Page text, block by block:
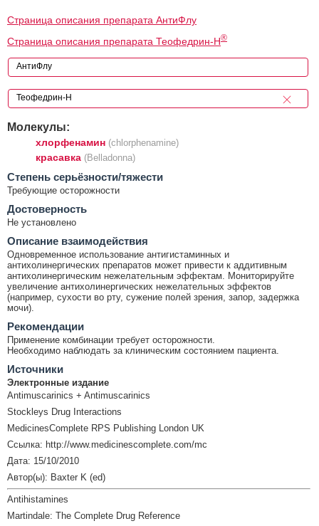
Страница описания препарата АнтиФлу
Страница описания препарата Теофедрин-Н®
Молекулы:
хлорфенамин (chlorphenamine)
красавка (Belladonna)
Cтепень серьёзности/тяжести
Требующие осторожности
Достоверность
Не установлено
Описание взаимодействия
Одновременное использование антигистаминных и
антихолинергических препаратов может привести к аддитивным
антихолинергическим нежелательным эффектам. Мониторируйте
увеличение антихолинергических нежелательных эффектов
(например, сухости во рту, сужение полей зрения, запор, задержка
мочи).
Рекомендации
Применение комбинации требует осторожности.
Необходимо наблюдать за клиническим состоянием пациента.
Источники
Электронные издание
Antimuscarinics + Antimuscarinics
Stockleys Drug Interactions
MedicinesComplete RPS Publishing London UK
Ссылка: http://www.medicinescomplete.com/mc
Дата: 15/10/2010
Автор(ы): Baxter K (ed)
Antihistamines
Martindale: The Complete Drug Reference